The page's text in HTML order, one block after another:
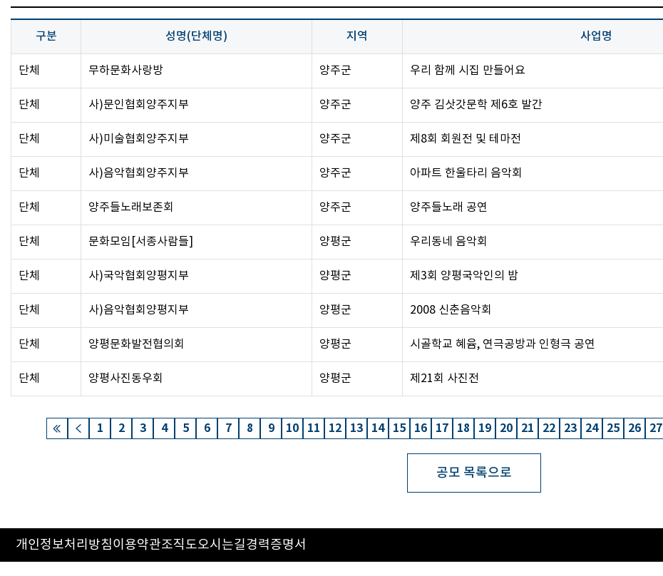
구분 성명(단체명) 지역 사업명
단체 무하문화사랑방 양주군 우리 함께 시집 만들어요
단체 사)문인협회양주지부 양주군 양주 김삿갓문학 제6호 발간
단체 사)미술협회양주지부 양주군 제8회 회원전 및 테마전
단체 사)음악협회양주지부 양주군 아파트 한울타리 음악회
단체 양주들노래보존회 양주군 양주들노래 공연
단체 문화모임[서종사람들] 양평군 우리동네 음악회
단체 사)국악협회양평지부 양평군 제3회 양평국악인의 밤
단체 사)음악협회양평지부 양평군 2008 신춘음악회
단체 양평문화발전협의회 양평군 시골학교 혜윰, 연극공방과 인형극 공연
단체 양평사진동우회 양평군 제21회 사진전
1 2 3 4 5 6 7 8 9 10 11 12 13 14 15 16 17 18 19 20 21 22 23 24 25 26 27
공모 목록으로
개인정보처리방침이용약관조직도오시는길경력증명서